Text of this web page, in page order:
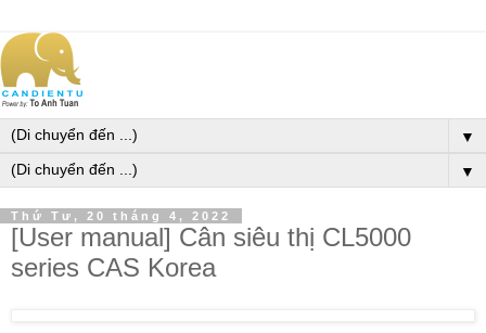
▼
▼
Thứ Tư, 20 tháng 4, 2022
[User manual] Cân siêu thị CL5000
series CAS Korea